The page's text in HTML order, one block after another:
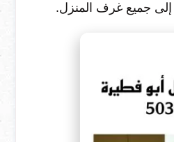
إلى جميع غرف المنزل.